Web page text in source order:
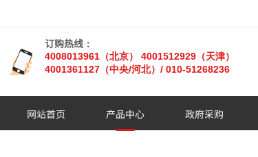
订购热线：
4008013961（北京） 4001512929（天津）
4001361127 （中央/河北） / 010-51268236
网站首页 产品中心 政府采购